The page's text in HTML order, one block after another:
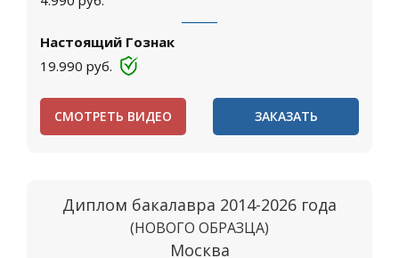
Настоящий Гознак
19.990 руб.
СМОТРЕТЬ ВИДЕО ЗАКАЗАТЬ
Диплом бакалавра 2014-2026 года
(НОВОГО ОБРАЗЦА)
Москва